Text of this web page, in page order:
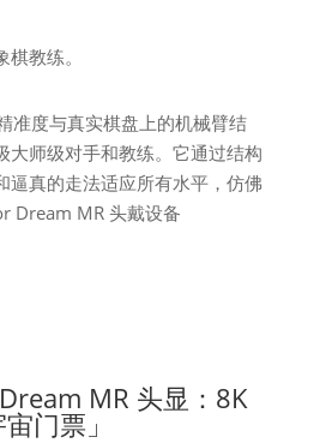
教练。
准度与真实棋盘上的机械臂结
大师级对手和教练。它通过结构
逼真的走法适应所有水平，仿佛
Dream MR 头戴设备
MR 头显：8K
门票」